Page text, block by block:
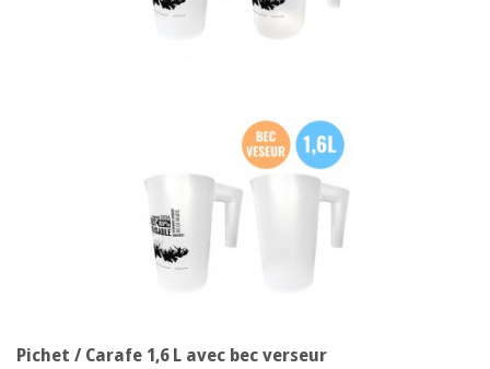
Pichet / Carafe 1,6 L avec bec verseur